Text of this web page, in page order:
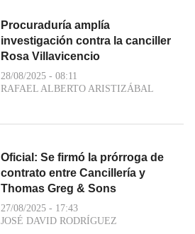
Procuraduría amplía
investigación contra la canciller
Rosa Villavicencio
28/08/2025 - 08:11
RAFAEL ALBERTO ARISTIZÁBAL
Oficial: Se firmó la prórroga de
contrato entre Cancillería y
Thomas Greg & Sons
27/08/2025 - 17:43
JOSÉ DAVID RODRÍGUEZ